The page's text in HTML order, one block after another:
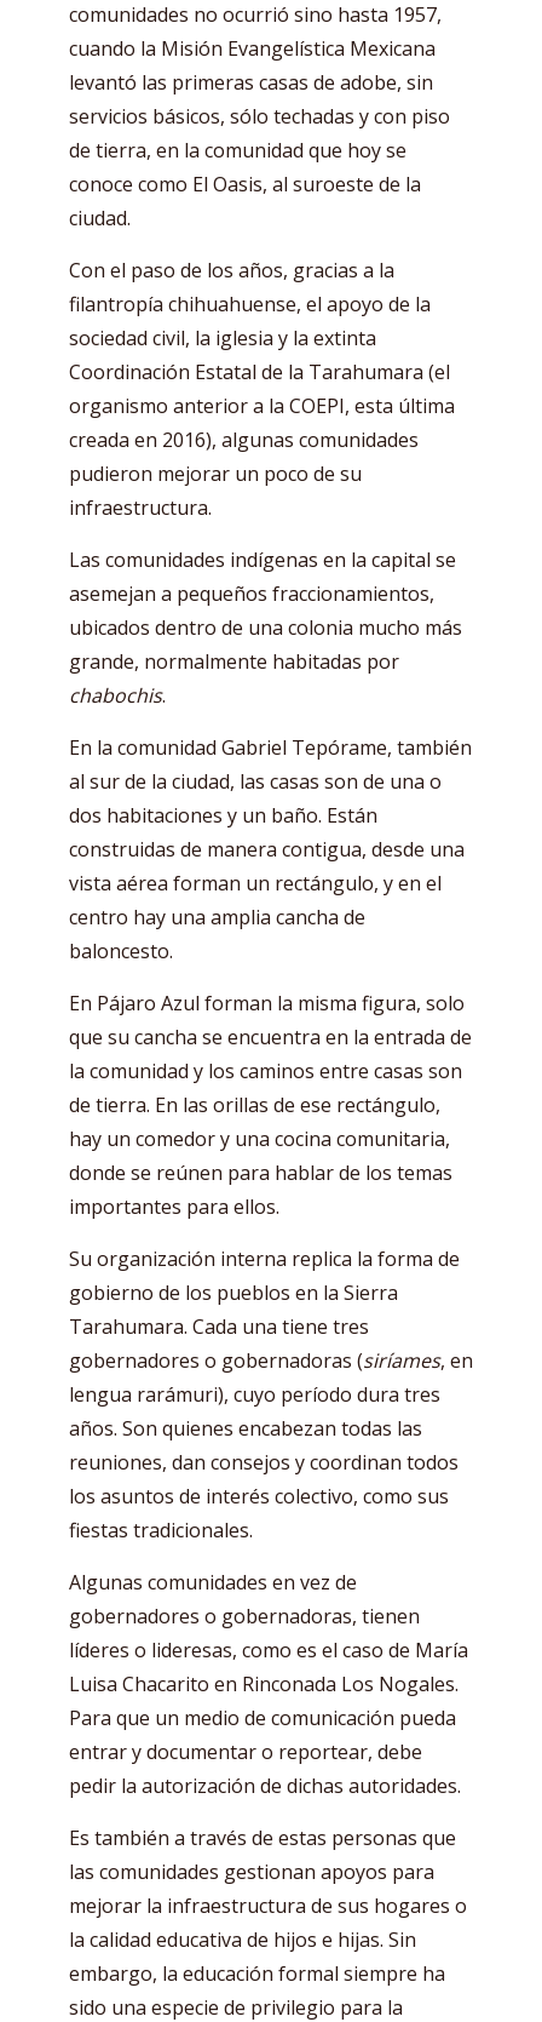
comunidades no ocurrió sino hasta 1957,
cuando la Misión Evangelística Mexicana
levantó las primeras casas de adobe, sin
servicios básicos, sólo techadas y con piso
de tierra, en la comunidad que hoy se
conoce como El Oasis, al suroeste de la
ciudad.
Con el paso de los años, gracias a la
filantropía chihuahuense, el apoyo de la
sociedad civil, la iglesia y la extinta
Coordinación Estatal de la Tarahumara (el
organismo anterior a la COEPI, esta última
creada en 2016), algunas comunidades
pudieron mejorar un poco de su
infraestructura.
Las comunidades indígenas en la capital se
asemejan a pequeños fraccionamientos,
ubicados dentro de una colonia mucho más
grande, normalmente habitadas por
chabochis.
En la comunidad Gabriel Tepórame, también
al sur de la ciudad, las casas son de una o
dos habitaciones y un baño. Están
construidas de manera contigua, desde una
vista aérea forman un rectángulo, y en el
centro hay una amplia cancha de
baloncesto.
En Pájaro Azul forman la misma figura, solo
que su cancha se encuentra en la entrada de
la comunidad y los caminos entre casas son
de tierra. En las orillas de ese rectángulo,
hay un comedor y una cocina comunitaria,
donde se reúnen para hablar de los temas
importantes para ellos.
Su organización interna replica la forma de
gobierno de los pueblos en la Sierra
Tarahumara. Cada una tiene tres
gobernadores o gobernadoras (siríames, en
lengua rarámuri), cuyo período dura tres
años. Son quienes encabezan todas las
reuniones, dan consejos y coordinan todos
los asuntos de interés colectivo, como sus
fiestas tradicionales.
Algunas comunidades en vez de
gobernadores o gobernadoras, tienen
líderes o lideresas, como es el caso de María
Luisa Chacarito en Rinconada Los Nogales.
Para que un medio de comunicación pueda
entrar y documentar o reportear, debe
pedir la autorización de dichas autoridades.
Es también a través de estas personas que
las comunidades gestionan apoyos para
mejorar la infraestructura de sus hogares o
la calidad educativa de hijos e hijas. Sin
embargo, la educación formal siempre ha
sido una especie de privilegio para la